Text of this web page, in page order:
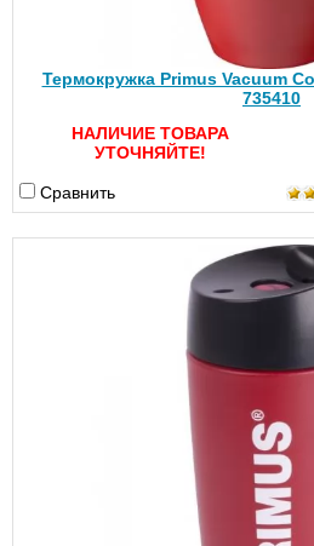
Термокружка Primus Vacuum
735410
НАЛИЧИЕ ТОВАРА
УТОЧНЯЙТЕ!
Сравнить